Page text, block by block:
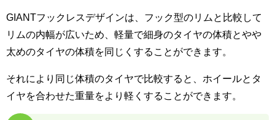
GIANTフックレスデザインは、フック型のリムと比較して
リムの内幅が広いため、軽量で細身のタイヤの体積とやや
太めのタイヤの体積を同じくすることができます。
それにより同じ体積のタイヤで比較すると、ホイールとタ
イヤを合わせた重量をより軽くすることができます。